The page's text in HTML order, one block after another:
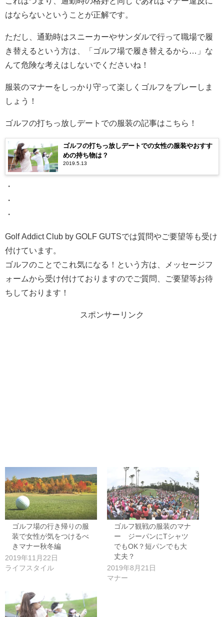
はならないということが正解です。
ただし、通勤時はスニーカーやサンダルで行って職場で履
き替えるという方は、「ゴルフ場で履き替えるから…」な
んて危険な考えはしないでくださいね！
服装のマナーをしっかり守って楽しくゴルフをプレーしま
しょう！
ゴルフの打ちっ放しデートでの服装の記事はこちら！
ゴルフの打ちっ放しデートでの女性の服装やおすす
めの持ち物は？
2019.5.13
・
・
・
Golf Addict Club by GOLF GUTSでは質問やご要望等も受け
付けています。
ゴルフのことでこれ気になる！という方は、メッセージフ
ォームから受け付けておりますのでご質問、ご要望等お待
ちしております！
スポンサーリンク
ゴルフ場の行き帰りの服
装で女性が気をつけるべ
きマナー秋冬編
2019年11月22日
ライフスタイル
ゴルフ観戦の服装のマナ
ー ジーパンにTシャツ
でもOK？短パンでも大
丈夫？
2019年8月21日
マナー